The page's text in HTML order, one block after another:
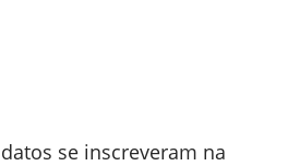
se inscreveram na